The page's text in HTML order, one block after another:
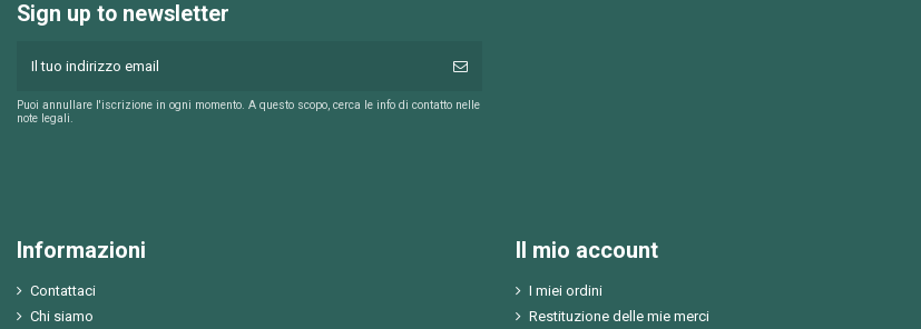
Sign up to newsletter
Puoi annullare l'iscrizione in ogni momento. A questo scopo, cerca le info di contatto nelle
note legali.
Informazioni
Contattaci
Chi siamo
Il mio account
I miei ordini
Restituzione delle mie merci